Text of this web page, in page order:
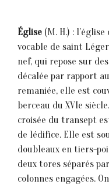
Église (M. H.) :
vocable de saint
nef, qui repose sur
décalée par rapport
remaniée, elle est
berceau du XVIe
croisée du transept
de 1édifice. E11e est
doubleaux en tiers-
deux tores séparés
colonnes engagées.